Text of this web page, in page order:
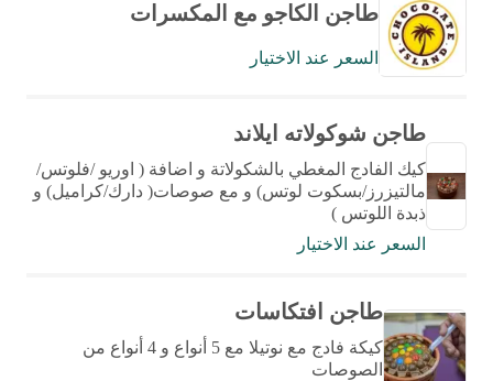
طاجن الكاجو مع المكسرات
السعر عند الاختيار
طاجن شوكولاته ايلاند
كيك الفادج المغطي بالشكولاتة و اضافة ( اوريو /فلوتس/
مالتيزرز/بسكوت لوتس) و مع صوصات( دارك/كراميل) و
ذبدة اللوتس )
السعر عند الاختيار
طاجن افتكاسات
كيكة فادج مع نوتيلا مع 5 أنواع و 4 أنواع من
الصوصات